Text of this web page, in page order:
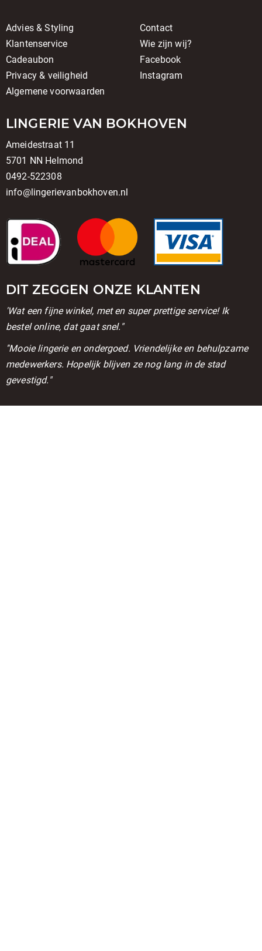
Advies & Styling
Klantenservice
Cadeaubon
Privacy & veiligheid
Algemene voorwaarden
Contact
Wie zijn wij?
Facebook
Instagram
LINGERIE VAN BOKHOVEN
Ameidestraat 11
5701 NN Helmond
0492-522308
info@lingerievanbokhoven.nl
DIT ZEGGEN ONZE KLANTEN
'Wat een fijne winkel, met en super prettige service! Ik
bestel online, dat gaat snel."
''Mooie lingerie en ondergoed. Vriendelijke en behulpzame
medewerkers. Hopelijk blijven ze nog lang in de stad
gevestigd."